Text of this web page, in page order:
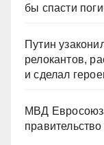
бы спасти
Путин
релокантов,
и сделал
МВД